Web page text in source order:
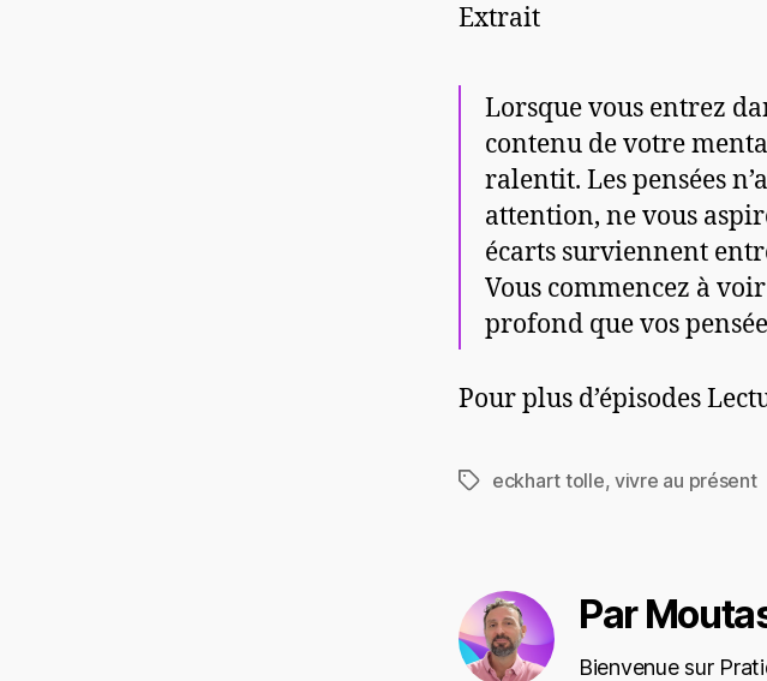
Extrait
Lorsque vous entrez
contenu de votre
ralentit. Les pensées
attention, ne vous
écarts surviennent
Vous commencez à
profond que vos
Pour plus d’épisodes
Étiquettes
eckhart tolle, vivre au présent
Par
Bienvenue sur